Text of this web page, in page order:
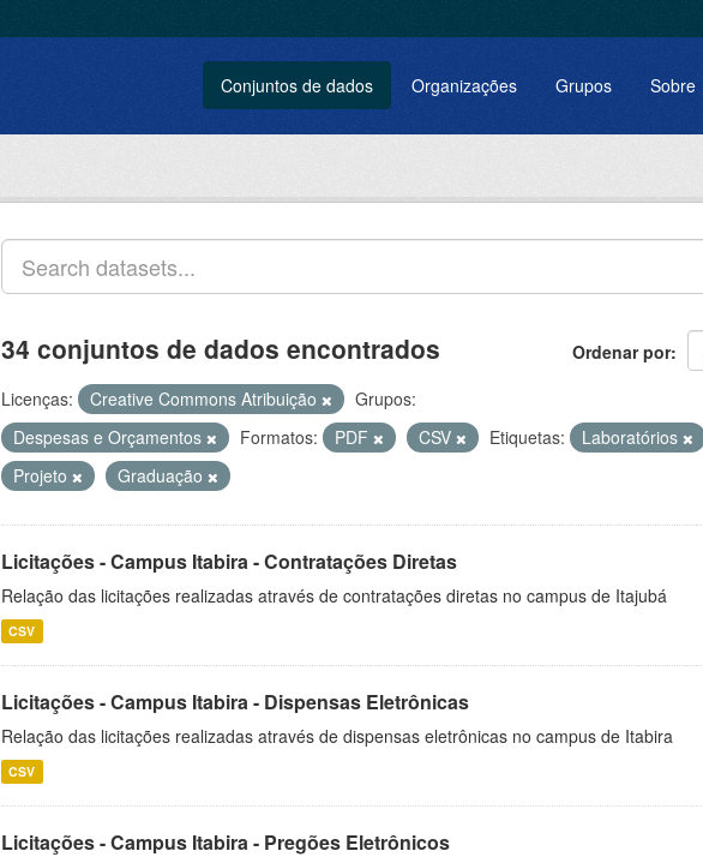
Conjuntos de dados Organizações Grupos Sobre
Ordenar por
34 conjuntos de dados encontrados
Licenças: Creative Commons Atribuição
Grupos:
Despesas e Orçamentos
Formatos: PDF CSV Etiquetas: Laboratórios
Projeto
Graduação
Licitações - Campus Itabira - Contratações Diretas
Relação das licitações realizadas através de contratações diretas no campus de Itajubá
CSV
Licitações - Campus Itabira - Dispensas Eletrônicas
Relação das licitações realizadas através de dispensas eletrônicas no campus de Itabira
CSV
Licitações - Campus Itabira - Pregões Eletrônicos